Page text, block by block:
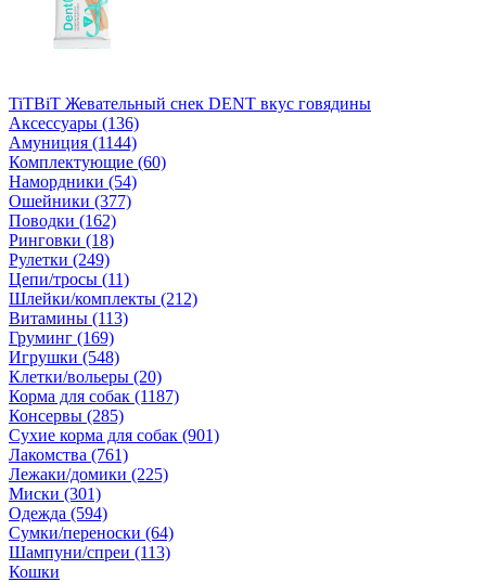
TiTBiT Жевательный снек DENT вкус говядины
Аксессуары (136)
Амуниция (1144)
Комплектующие (60)
Намордники (54)
Ошейники (377)
Поводки (162)
Ринговки (18)
Рулетки (249)
Цепи/тросы (11)
Шлейки/комплекты (212)
Витамины (113)
Груминг (169)
Игрушки (548)
Клетки/вольеры (20)
Корма для собак (1187)
Консервы (285)
Сухие корма для собак (901)
Лакомства (761)
Лежаки/домики (225)
Миски (301)
Одежда (594)
Сумки/переноски (64)
Шампуни/спреи (113)
Кошки